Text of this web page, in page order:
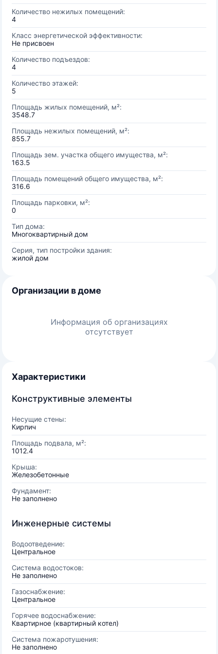
Количество нежилых помещений:
4
Класс энергетической эффективности:
Не присвоен
Количество подъездов:
4
Количество этажей:
5
Площадь жилых помещений, м²:
3548.7
Площадь нежилых помещений, м²:
855.7
Площадь зем. участка общего имущества, м²:
163.5
Площадь помещений общего имущества, м²:
316.6
Площадь парковки, м²:
0
Тип дома:
Многоквартирный дом
Серия, тип постройки здания:
жилой дом
Организации в доме
Информация об организациях
отсутствует
Характеристики
Конструктивные элементы
Несущие стены:
Кирпич
Площадь подвала, м²:
1012.4
Крыша:
Железобетонные
Фундамент:
Не заполнено
Инженерные системы
Водоотведение:
Центральное
Система водостоков:
Не заполнено
Газоснабжение:
Центральное
Горячее водоснабжение:
Квартирное (квартирный котел)
Система пожаротушения:
Не заполнено